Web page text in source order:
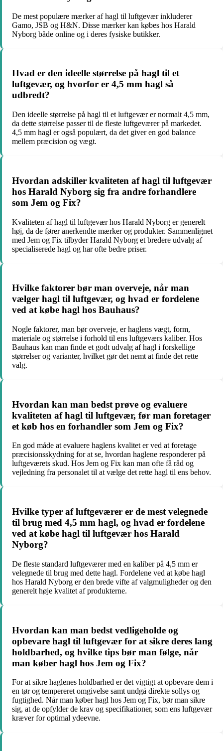
De mest populære mærker af hagl til luftgevær inkluderer
Gamo, JSB og H&N. Disse mærker kan købes hos Harald
Nyborg både online og i deres fysiske butikker.
Hvad er den ideelle størrelse på hagl til et
luftgevær, og hvorfor er 4,5 mm hagl så
udbredt?
Den ideelle størrelse på hagl til et luftgevær er normalt 4,5 mm,
da dette størrelse passer til de fleste luftgeværer på markedet.
4,5 mm hagl er også populært, da det giver en god balance
mellem præcision og vægt.
Hvordan adskiller kvaliteten af hagl til luftgevær
hos Harald Nyborg sig fra andre forhandlere
som Jem og Fix?
Kvaliteten af hagl til luftgevær hos Harald Nyborg er generelt
høj, da de fører anerkendte mærker og produkter. Sammenlignet
med Jem og Fix tilbyder Harald Nyborg et bredere udvalg af
specialiserede hagl og har ofte bedre priser.
Hvilke faktorer bør man overveje, når man
vælger hagl til luftgevær, og hvad er fordelene
ved at købe hagl hos Bauhaus?
Nogle faktorer, man bør overveje, er haglens vægt, form,
materiale og størrelse i forhold til ens luftgeværs kaliber. Hos
Bauhaus kan man finde et godt udvalg af hagl i forskellige
størrelser og varianter, hvilket gør det nemt at finde det rette
valg.
Hvordan kan man bedst prøve og evaluere
kvaliteten af hagl til luftgevær, før man foretager
et køb hos en forhandler som Jem og Fix?
En god måde at evaluere haglens kvalitet er ved at foretage
præcisionsskydning for at se, hvordan haglene responderer på
luftgeværets skud. Hos Jem og Fix kan man ofte få råd og
vejledning fra personalet til at vælge det rette hagl til ens behov.
Hvilke typer af luftgeværer er de mest velegnede
til brug med 4,5 mm hagl, og hvad er fordelene
ved at købe hagl til luftgevær hos Harald
Nyborg?
De fleste standard luftgeværer med en kaliber på 4,5 mm er
velegnede til brug med dette hagl. Fordelene ved at købe hagl
hos Harald Nyborg er den brede vifte af valgmuligheder og den
generelt høje kvalitet af produkterne.
Hvordan kan man bedst vedligeholde og
opbevare hagl til luftgevær for at sikre deres lang
holdbarhed, og hvilke tips bør man følge, når
man køber hagl hos Jem og Fix?
For at sikre haglenes holdbarhed er det vigtigt at opbevare dem i
en tør og tempereret omgivelse samt undgå direkte sollys og
fugtighed. Når man køber hagl hos Jem og Fix, bør man sikre
sig, at de opfylder de krav og specifikationer, som ens luftgevær
kræver for optimal ydeevne.